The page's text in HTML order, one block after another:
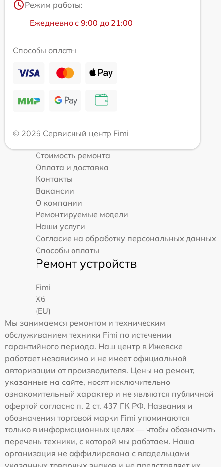
Режим работы:
Ежедневно с 9:00 до 21:00
Способы оплаты
© 2026 Сервисный центр Fimi
Стоимость ремонта
Оплата и доставка
Контакты
Вакансии
О компании
Ремонтируемые модели
Наши услуги
Согласие на обработку персональных данных
Способы оплаты
Ремонт устройств
Fimi
X6
(EU)
Мы занимаемся ремонтом и техническим
обслуживанием техники Fimi по истечении
гарантийного периода. Наш центр в Ижевске
работает независимо и не имеет официальной
авторизации от производителя. Цены на ремонт,
указанные на сайте, носят исключительно
ознакомительный характер и не являются публичной
офертой согласно п. 2 ст. 437 ГК РФ. Названия и
обозначения торговой марки Fimi упоминаются
только в информационных целях — чтобы обозначить
перечень техники, с которой мы работаем. Наша
организация не аффилирована с владельцами
указанных товарных знаков и не представляет их